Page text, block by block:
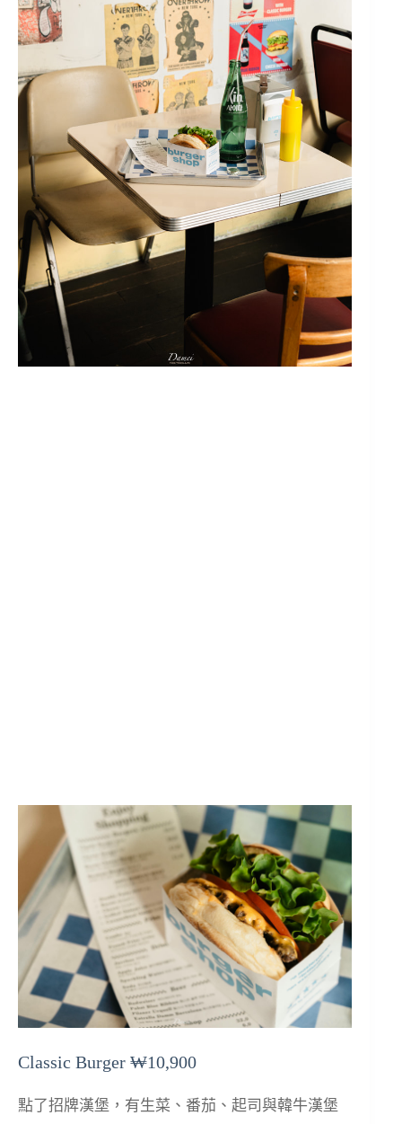
Classic Burger ₩10,900
點了招牌漢堡，有生菜、番茄、起司與韓牛漢堡